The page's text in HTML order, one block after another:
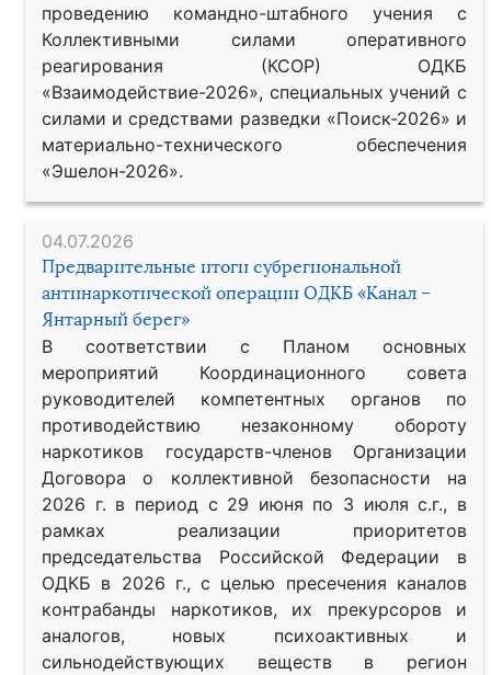
проведению командно-штабного учения с
Коллективными силами оперативного
реагирования (КСОР) ОДКБ
«Взаимодействие-2026», специальных учений с
силами и средствами разведки «Поиск-2026» и
материально-технического обеспечения
«Эшелон-2026».
04.07.2026
Предварительные итоги субрегиональной
антинаркотической операции ОДКБ «Канал –
Янтарный берег»
В соответствии с Планом основных
мероприятий Координационного совета
руководителей компетентных органов по
противодействию незаконному обороту
наркотиков государств-членов Организации
Договора о коллективной безопасности на
2026 г. в период с 29 июня по 3 июля с.г., в
рамках реализации приоритетов
председательства Российской Федерации в
ОДКБ в 2026 г., с целью пресечения каналов
контрабанды наркотиков, их прекурсоров и
аналогов, новых психоактивных и
сильнодействующих веществ в регион